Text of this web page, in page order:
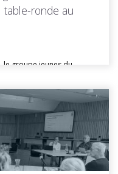
table-ronde au
le groupe jeunes du
LIRE LA SUITE